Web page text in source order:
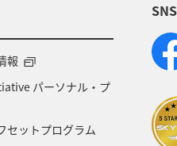
報
パーソナル・プ
セットプログラム